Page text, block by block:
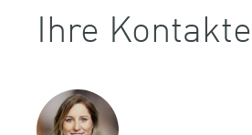
Ihre Kontakte